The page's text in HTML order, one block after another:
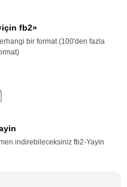
fb2»
bir format (100'den fazla
indirebileceksiniz fb2-Yayin